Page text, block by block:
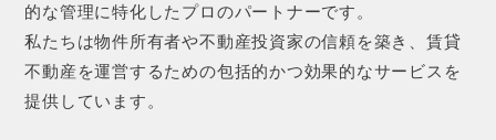
的な管理に特化したプロのパートナーです。
私たちは物件所有者や不動産投資家の信頼を築き、賃貸
不動産を運営するための包括的かつ効果的なサービスを
提供しています。